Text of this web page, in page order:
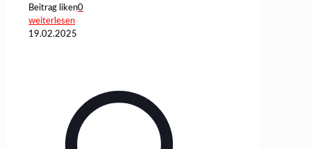
Beitrag liken0
weiterlesen
19.02.2025